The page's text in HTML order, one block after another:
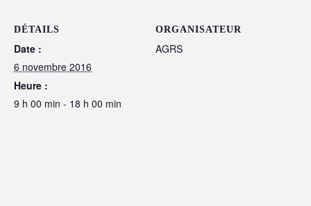
DÉTAILS
Date :
6 novembre 2016
Heure :
9 h 00 min - 18 h 00 min
ORGANISATEUR
AGRS